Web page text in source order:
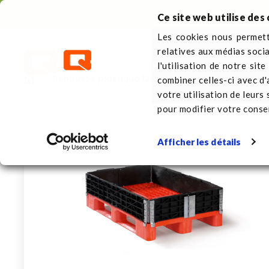
Ce site web utilise des
Les cookies nous
relatives aux médias
l'utilisation de notre site
combiner celles-ci avec
votre utilisation de leurs
pour modifier votre
Afficher les détails
+33 (0)5 62 57 88 38
Palette plastique
Rehausse plastique 1200 x 800